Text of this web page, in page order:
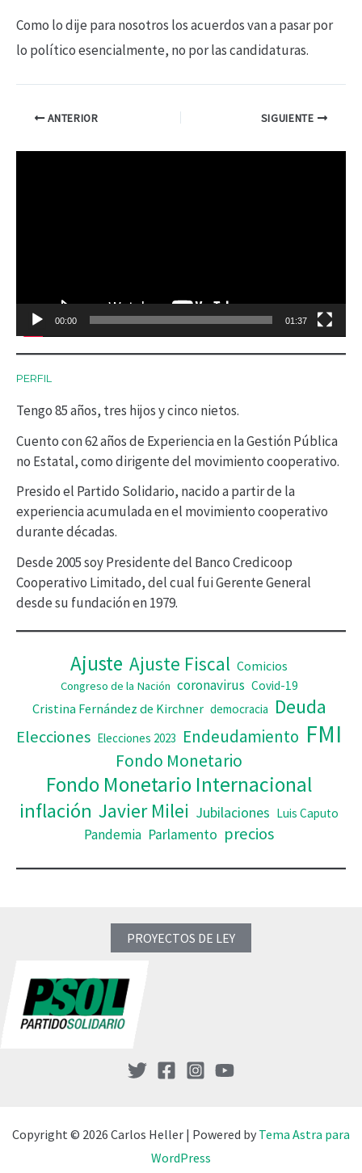
Como lo dije para nosotros los acuerdos van a pasar por
lo político esencialmente, no por las candidaturas.
ANTERIOR SIGUIENTE
d
c
t
o
r
d
e
v
d
e
o
00:00 01:37
PERFIL
Tengo 85 años, tres hijos y cinco nietos.
Cuento con 62 años de Experiencia en la Gestión Pública
no Estatal, como dirigente del movimiento cooperativo.
Presido el Partido Solidario, nacido a partir de la
experiencia acumulada en el movimiento cooperativo
durante décadas.
Desde 2005 soy Presidente del Banco Credicoop
Cooperativo Limitado, del cual fui Gerente General
desde su fundación en 1979.
Ajuste Ajuste Fiscal Comicios
Congreso de la Nación coronavirus Covid-19
Cristina Fernández de Kirchner democracia Deuda
Elecciones Elecciones 2023 Endeudamiento FMI
Fondo Monetario
Fondo Monetario Internacional
inflación Javier Milei Jubilaciones Luis Caputo
Pandemia Parlamento precios
PROYECTOS DE LEY
Copyright © 2026 Carlos Heller | Powered by Tema Astra para
WordPress